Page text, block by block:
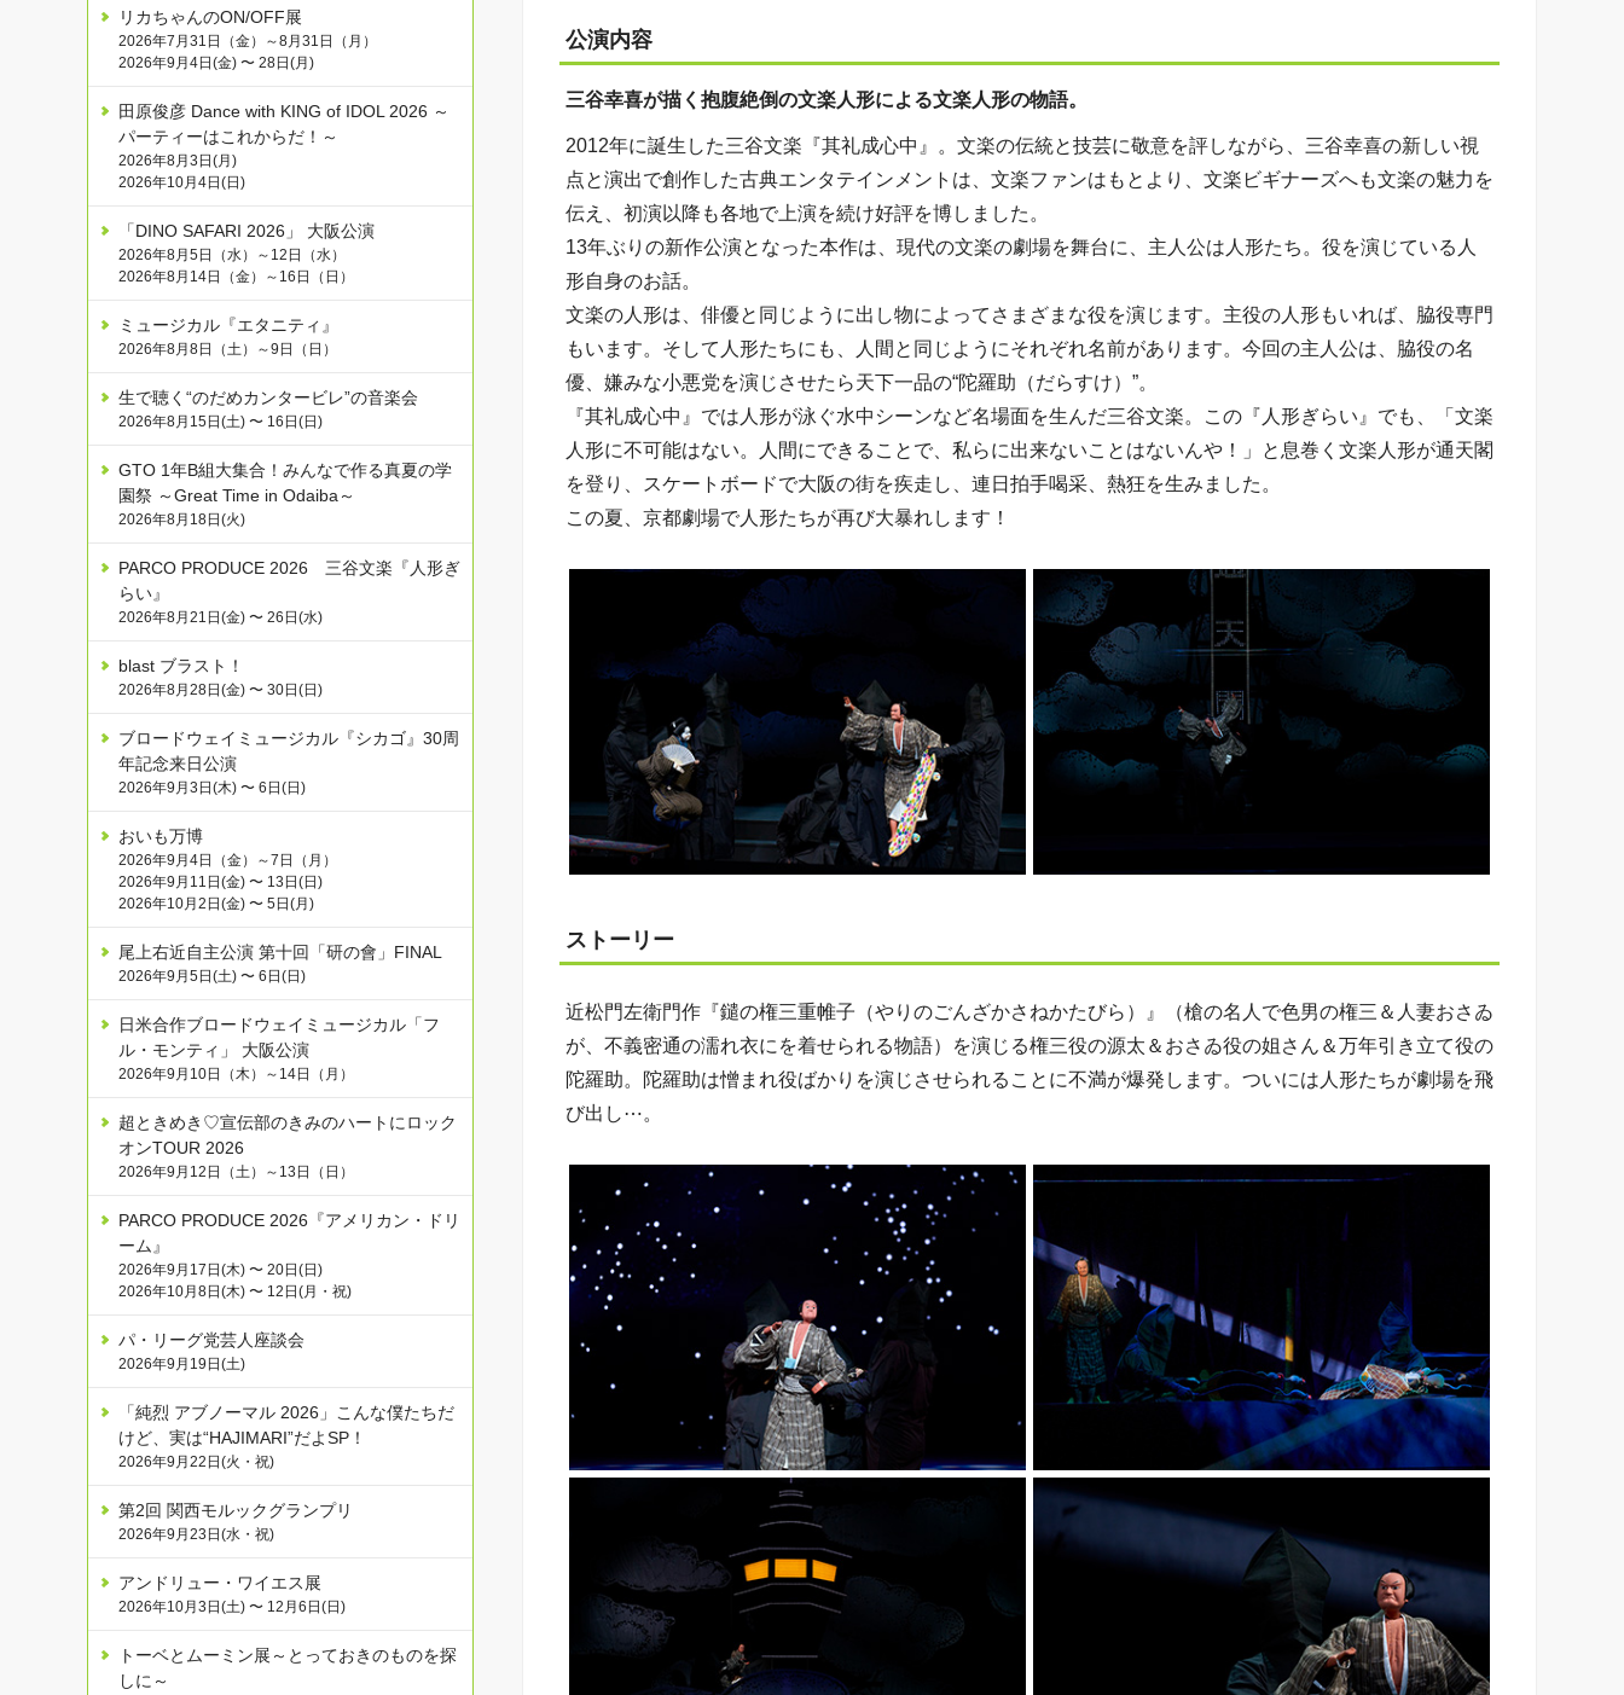
公演内容
三谷幸喜が描く抱腹絶倒の文楽人形による文楽人形の物語。
2012年に誕生した三谷文楽『其礼成心中』。文楽の伝統と技芸に敬意を評しながら、三谷幸喜の新しい視
点と演出で創作した古典エンタテインメントは、文楽ファンはもとより、文楽ビギナーズへも文楽の魅力を
伝え、初演以降も各地で上演を続け好評を博しました。
13年ぶりの新作公演となった本作は、現代の文楽の劇場を舞台に、主人公は人形たち。役を演じている人
形自身のお話。
文楽の人形は、俳優と同じように出し物によってさまざまな役を演じます。主役の人形もいれば、脇役専門
もいます。そして人形たちにも、人間と同じようにそれぞれ名前があります。今回の主人公は、脇役の名
優、嫌みな小悪党を演じさせたら天下一品の“陀羅助（だらすけ）”。
『其礼成心中』では人形が泳ぐ水中シーンなど名場面を生んだ三谷文楽。この『人形ぎらい』でも、「文楽
人形に不可能はない。人間にできることで、私らに出来ないことはないんや！」と息巻く文楽人形が通天閣
を登り、スケートボードで大阪の街を疾走し、連日拍手喝采、熱狂を生みました。
この夏、京都劇場で人形たちが再び大暴れします！
ストーリー
近松門左衛門作『鑓の権三重帷子（やりのごんざかさねかたびら）』（槍の名人で色男の権三＆人妻おさゐ
が、不義密通の濡れ衣にを着せられる物語）を演じる権三役の源太＆おさゐ役の姐さん＆万年引き立て役の
陀羅助。陀羅助は憎まれ役ばかりを演じさせられることに不満が爆発します。ついには人形たちが劇場を飛
び出し⋯。
リカちゃんのON/OFF展
2026年7月31日（金）～8月31日（月）
2026年9月4日(金) 〜 28日(月)
田原俊彦 Dance with KING of IDOL 2026 ～
パーティーはこれからだ！～
2026年8月3日(月)
2026年10月4日(日)
「DINO SAFARI 2026」 大阪公演
2026年8月5日（水）～12日（水）
2026年8月14日（金）～16日（日）
ミュージカル『エタニティ』
2026年8月8日（土）～9日（日）
生で聴く“のだめカンタービレ”の音楽会
2026年8月15日(土) 〜 16日(日)
GTO 1年B組大集合！みんなで作る真夏の学
園祭 ～Great Time in Odaiba～
2026年8月18日(火)
PARCO PRODUCE 2026 三谷文楽『人形ぎ
らい』
2026年8月21日(金) 〜 26日(水)
blast ブラスト！
2026年8月28日(金) 〜 30日(日)
ブロードウェイミュージカル『シカゴ』30周
年記念来日公演
2026年9月3日(木) 〜 6日(日)
おいも万博
2026年9月4日（金）～7日（月）
2026年9月11日(金) 〜 13日(日)
2026年10月2日(金) 〜 5日(月)
尾上右近自主公演 第十回「研の會」FINAL
2026年9月5日(土) 〜 6日(日)
日米合作ブロードウェイミュージカル「フ
ル・モンティ」 大阪公演
2026年9月10日（木）～14日（月）
超ときめき♡宣伝部のきみのハートにロック
オンTOUR 2026
2026年9月12日（土）～13日（日）
PARCO PRODUCE 2026『アメリカン・ドリ
ーム』
2026年9月17日(木) 〜 20日(日)
2026年10月8日(木) 〜 12日(月・祝)
パ・リーグ党芸人座談会
2026年9月19日(土)
「純烈 アブノーマル 2026」こんな僕たちだ
けど、実は“HAJIMARI”だよSP！
2026年9月22日(火・祝)
第2回 関西モルックグランプリ
2026年9月23日(水・祝)
アンドリュー・ワイエス展
2026年10月3日(土) 〜 12月6日(日)
トーベとムーミン展～とっておきのものを探
しに～